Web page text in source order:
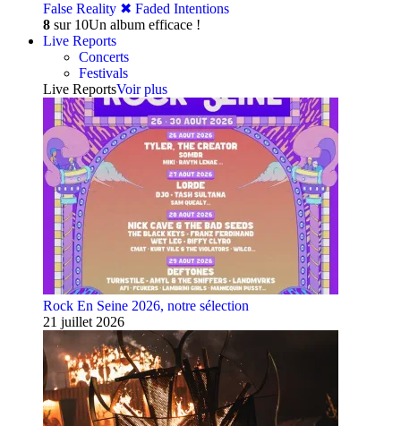
False Reality ✖︎ Faded Intentions
8 sur 10Un album efficace !
Live Reports
Concerts
Festivals
Live ReportsVoir plus
Rock En Seine 2026, notre sélection
21 juillet 2026